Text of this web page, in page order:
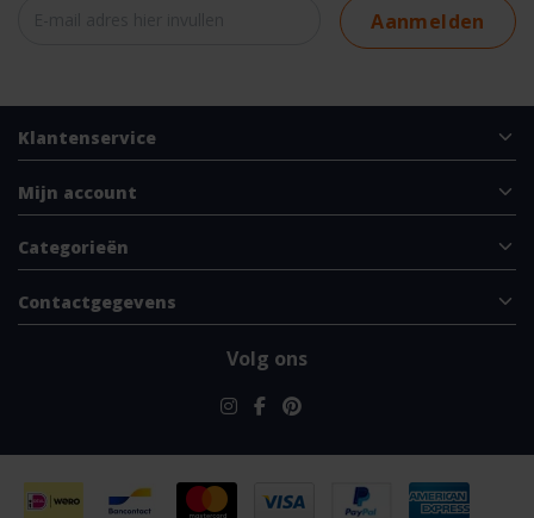
Aanmelden
Klantenservice
Mijn account
Categorieën
Contactgegevens
Volg ons